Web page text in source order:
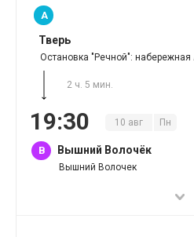
A
Тверь
Остановка "Речной":
2 ч. 5 мин.
19:30 10 авг Пн
B Вышний Волочёк
Вышний Волочек